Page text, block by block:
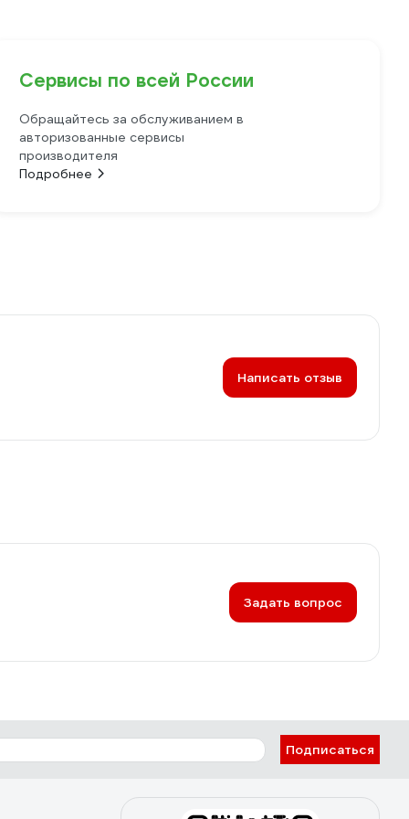
Сервисы по всей России
Обращайтесь за обслуживанием в
авторизованные сервисы
производителя
Подробнее
Написать отзыв
Задать вопрос
Подписаться